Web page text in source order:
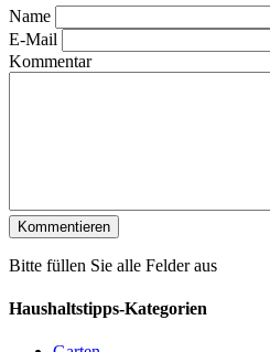
Name
E-Mail
Kommentar
Bitte füllen Sie alle Felder aus
Haushaltstipps-Kategorien